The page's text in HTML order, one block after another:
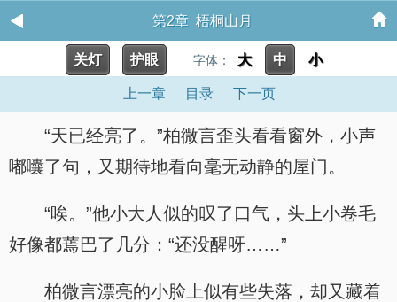
第2章 梧桐山月
关灯 护眼 字体： 大 中 小
上一章 目录 下一页
“天已经亮了。”柏微言歪头看看窗外，小声
嘟囔了句，又期待地看向毫无动静的屋门。
“唉。”他小大人似的叹了口气，头上小卷毛
好像都蔫巴了几分：“还没醒呀……”
柏微言漂亮的小脸上似有些失落，却又藏着